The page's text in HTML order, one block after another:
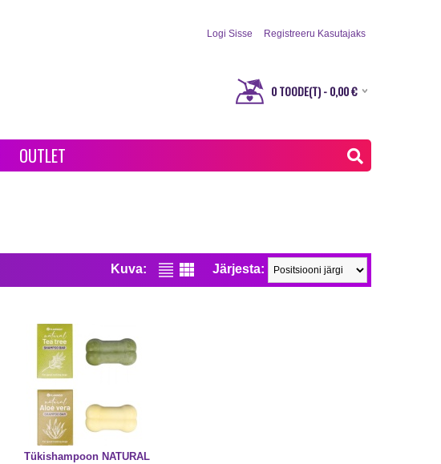
Logi Sisse Registreeru Kasutajaks
0TOODE(T) -0,00€
OUTLET
Järjesta:
Kuva:
Tükishampoon NATURAL